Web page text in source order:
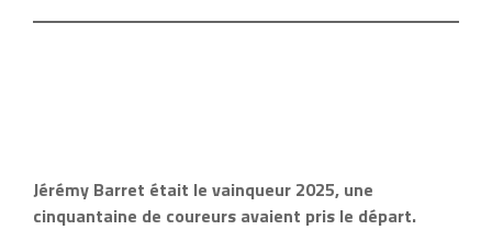
Jérémy Barret était le vainqueur 2025, une
cinquantaine de coureurs avaient pris le départ.